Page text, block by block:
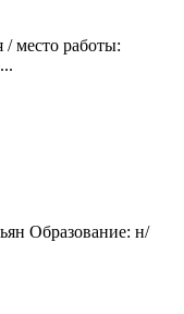
место работы:
Образование: н/